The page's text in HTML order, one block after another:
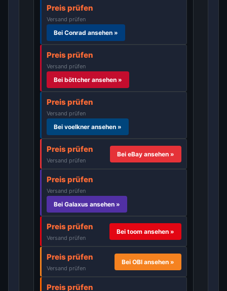
Preis prüfen
Versand prüfen
Bei Conrad ansehen »
Preis prüfen
Versand prüfen
Bei böttcher ansehen »
Preis prüfen
Versand prüfen
Bei voelkner ansehen »
Preis prüfen
Versand prüfen
Bei eBay ansehen »
Preis prüfen
Versand prüfen
Bei Galaxus ansehen »
Preis prüfen
Versand prüfen
Bei toom ansehen »
Preis prüfen
Versand prüfen
Bei OBI ansehen »
Preis prüfen